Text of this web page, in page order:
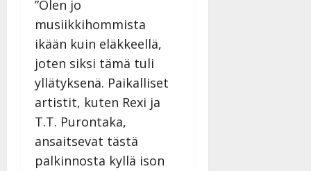
”Olen jo
musiikkihommista
ikään kuin eläkkeellä,
joten siksi tämä tuli
yllätyksenä. Paikalliset
artistit, kuten Rexi ja
T.T. Purontaka,
ansaitsevat tästä
palkinnosta kyllä ison